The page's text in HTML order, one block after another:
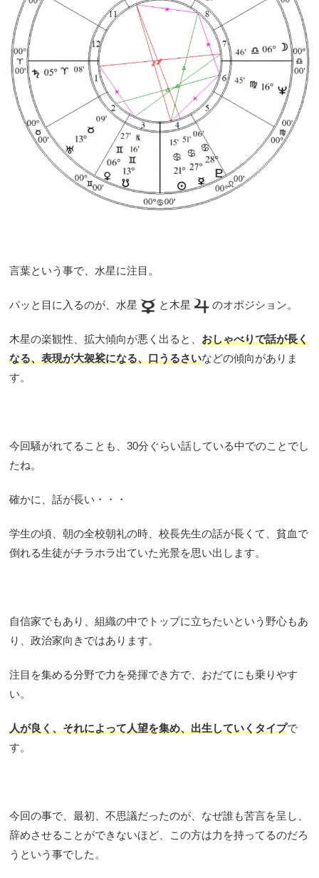
言葉という事で、水星に注目。
パッと目に入るのが、水星 と木星 のオポジション。
木星の楽観性、拡大傾向が悪く出ると、 おしゃべりで話が長く
なる、表現が大袈裟になる、口うるさいなどの傾向がありま
す。
今回騒がれてることも、30分ぐらい話している中でのことでし
たね。
確かに、話が長い・・・
学生の頃、朝の全校朝礼の時、校長先生の話が長くて、貧血で
倒れる生徒がチラホラ出ていた光景を思い出します。
自信家でもあり、組織の中でトップに立ちたいという野心もあ
り、政治家向きではあります。
注目を集める分野で力を発揮でき方で、おだてにも乗りやす
い。
人が良く、それによって人望を集め、出生していくタイプで
す。
今回の事で、最初、不思議だったのが、なぜ誰も苦言を呈し、
辞めさせることができないほど、この方は力を持ってるのだろ
うという事でした。